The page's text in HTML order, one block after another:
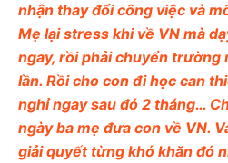
nhận thay đổi công việc và
Mẹ lại stress khi về VN mà
ngay, rồi phải chuyển trường
lần. Rồi cho con đi học can
nghỉ ngay sau đó 2 tháng…
ngày ba mẹ đưa con về VN.
giải quyết từng khó khăn đó